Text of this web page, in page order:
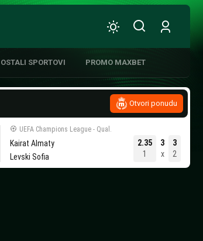
OSTALI SPORTOVI PROMO MAXBET
UEFA Champions League - Qual.
Kairat Almaty
Levski Sofia
2.35
1
3
x
3
2
Otvori ponudu